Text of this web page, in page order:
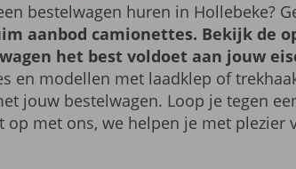
bestelwagen huren in Hollebeke?
aanbod camionettes. Bekijk de
het best voldoet aan jouw
en modellen met laadklep of
jouw bestelwagen. Loop je tegen
op met ons, we helpen je met plezier